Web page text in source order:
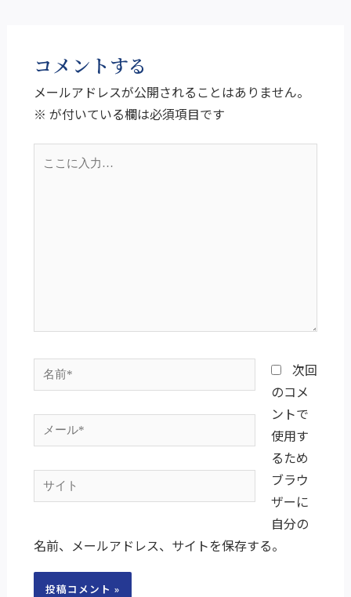
コメントする
メールアドレスが公開されることはありません。
※ が付いている欄は必須項目です
名
前
*
ー
ル
サ
イ
次回
のコメ
ントで
使用す
るため
ブラウ
ザーに
自分の
名前、メールアドレス、サイトを保存する。